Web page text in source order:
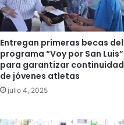
Entregan primeras becas del
programa “Voy por San Luis”
para garantizar continuidad
de jóvenes atletas
julio 4, 2025